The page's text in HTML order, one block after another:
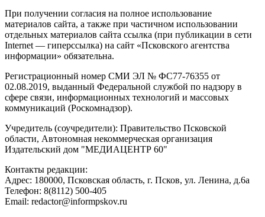
При получении согласия на полное использование
материалов сайта, а также при частичном использовании
отдельных материалов сайта ссылка (при публикации в сети
Internet — гиперссылка) на сайт «Псковского агентства
информации» обязательна.
Регистрационный номер СМИ ЭЛ № ФС77-76355 от
02.08.2019, выданный Федеральной службой по надзору в
сфере связи, информационных технологий и массовых
коммуникаций (Роскомнадзор).
Учредитель (соучредители): Правительство Псковской
области, Автономная некоммерческая организация
Издательский дом "МЕДИАЦЕНТР 60"
Контакты редакции:
Адреc: 180000, Псковская область, г. Псков, ул. Ленина, д.6а
Телефон: 8(8112) 500-405
Email: redactor@informpskov.ru